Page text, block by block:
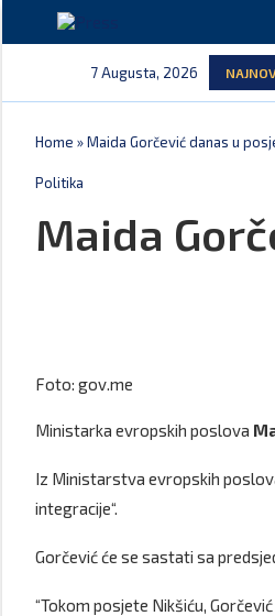
7 Augusta, 2026
Home »Maida Gorčević danas u
Politika
Maida
Foto: gov.me
Ministarka evropskih poslova
Iz Ministarstva evropskih
integracije“.
Gorčević će se sastati sa
“Tokom posjete Nikšiću,